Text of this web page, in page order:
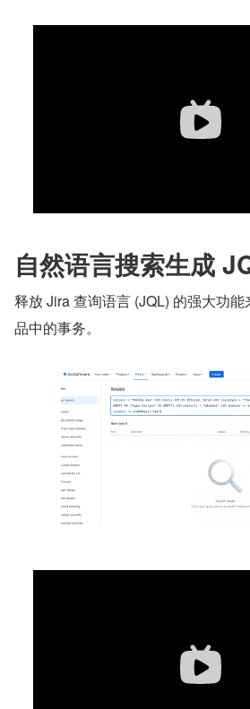
自然语言搜索生成
释放 Jira 查询语言 (JQL) 的强大功
品中的事务。